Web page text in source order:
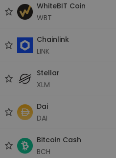
WhiteBIT Coin
WBT
Chainlink
LINK
Stellar
XLM
Dai
DAI
Bitcoin Cash
BCH